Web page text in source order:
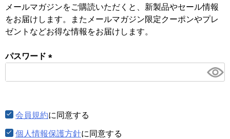
メールマガジンをご購読いただくと、新製品やセール情報
をお届けします。またメールマガジン限定クーポンやプレ
ゼントなどお得な情報をお届けします。
パスワード
須)
会員規約に同意する
個人情報保護方針に同意する